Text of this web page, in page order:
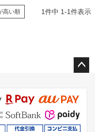
高い順 1件中 1-1件表示
ジト
ップ
へ